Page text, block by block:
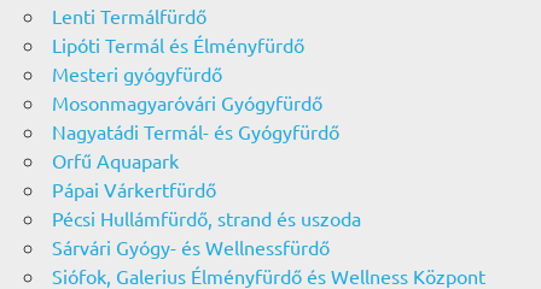
Lenti Termálfürdő
Lipóti Termál és Élményfürdő
Mesteri gyógyfürdő
Mosonmagyaróvári Gyógyfürdő
Nagyatádi Termál- és Gyógyfürdő
Orfű Aquapark
Pápai Várkertfürdő
Pécsi Hullámfürdő, strand és uszoda
Sárvári Gyógy- és Wellnessfürdő
Siófok, Galerius Élményfürdő és Wellness Központ